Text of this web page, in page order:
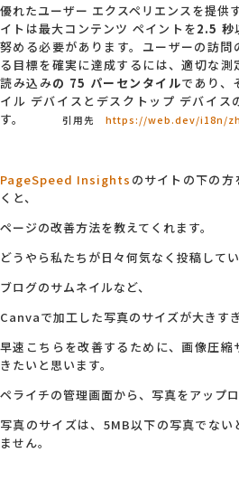
優れたユーザー エクスペリエンスを提供
イトは最大コンテンツ ペイントを2.5 秒
努める必要があります。ユーザーの訪問
る目標を確実に達成するには、適切な測
読み込みの 75 パーセンタイルであり、
イル デバイスとデスクトップ デバイス
す。
引用先 https://web.dev/i18n/
PageSpeed Insights のサイトの下の
くと、
ページの改善方法を教えてくれます。
どうやら私たちが日々何気なく投稿してい
ブログのサムネイルなど、
Canvaで加工した写真のサイズが大きす
早速こちらを改善するために、画像圧縮
きたいと思います。
ペライチの管理画面から、写真をアップロ
写真のサイズは、5MB以下の写真でない
ません。